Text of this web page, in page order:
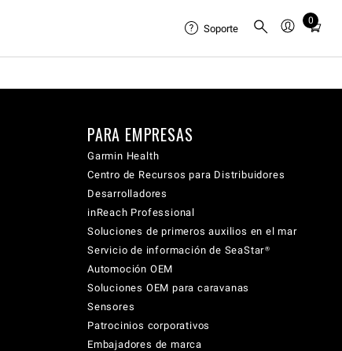
Soporte
0
Total
cart:
PARA EMPRESAS
Garmin Health
Centro de Recursos para Distribuidores
Desarrolladores
inReach Professional
Soluciones de primeros auxilios en el mar
Servicio de información de SeaStar®
Automoción OEM
Soluciones OEM para caravanas
Sensores
Patrocinios corporativos
Embajadores de marca